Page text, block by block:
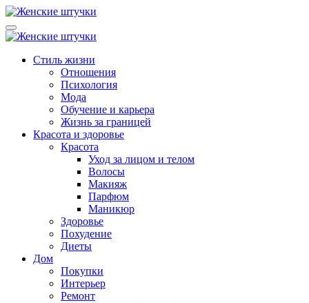
Перейти
к
содержанию
Lady from Russia
Женский журнал: Как быть счастливой и красивой -
Женский журнал: Как быть счастливой и красивой -
Ледифромраша
Стиль жизни
Отношения
Психология
Мода
Обучение и карьера
Жизнь за границей
Красота и здоровье
Красота
Уход за лицом и телом
Волосы
Макияж
Парфюм
Маникюр
Здоровье
Похудение
Диеты
Дом
Покупки
Интерьер
Ремонт